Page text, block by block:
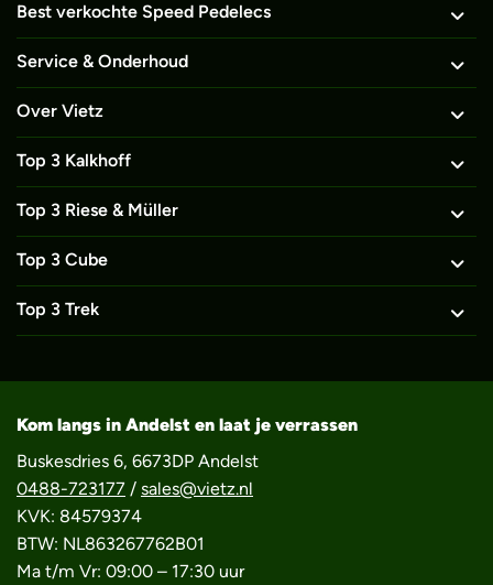
Best verkochte Speed Pedelecs
Service & Onderhoud
Over Vietz
Top 3 Kalkhoff
Top 3 Riese & Müller
Top 3 Cube
Top 3 Trek
Kom langs in Andelst en laat je verrassen
Buskesdries 6, 6673DP Andelst
0488-723177 / sales@vietz.nl
KVK: 84579374
BTW: NL863267762B01
Ma t/m Vr: 09:00 – 17:30 uur